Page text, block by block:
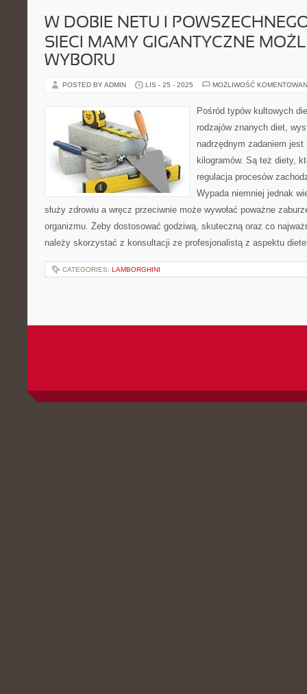
W DOBIE NETU I
SIECI MAMY GIGANTYCZNE
WYBORU
POSTED BY ADMIN LIS - 25 - 2025 MOŻLIWOŚĆ
Pośród typów kultowych
rodzajów znanych diet,
nadrzędnym zadaniem
kilogramów. Są też diety,
regulacja procesów
Wypada niemniej jednak
służy zdrowiu a wręcz przeciwnie może wywołać poważne
organizmu. Żeby dostosować godziwą, skuteczną oraz co
należy skorzystać z konsultacji ze profesjonalistą z aspektu
CATEGORIES: LAMBORGHINI